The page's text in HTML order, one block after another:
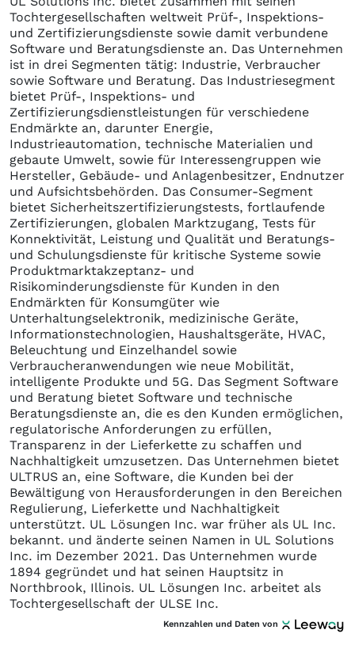
Tochtergesellschaften weltweit Prüf-, Inspektions-
und Zertifizierungsdienste sowie damit verbundene
Software und Beratungsdienste an. Das Unternehmen
ist in drei Segmenten tätig: Industrie, Verbraucher
sowie Software und Beratung. Das Industriesegment
bietet Prüf-, Inspektions- und
Zertifizierungsdienstleistungen für verschiedene
Endmärkte an, darunter Energie,
Industrieautomation, technische Materialien und
gebaute Umwelt, sowie für Interessengruppen wie
Hersteller, Gebäude- und Anlagenbesitzer, Endnutzer
und Aufsichtsbehörden. Das Consumer-Segment
bietet Sicherheitszertifizierungstests, fortlaufende
Zertifizierungen, globalen Marktzugang, Tests für
Konnektivität, Leistung und Qualität und Beratungs-
und Schulungsdienste für kritische Systeme sowie
Produktmarktakzeptanz- und
Risikominderungsdienste für Kunden in den
Endmärkten für Konsumgüter wie
Unterhaltungselektronik, medizinische Geräte,
Informationstechnologien, Haushaltsgeräte, HVAC,
Beleuchtung und Einzelhandel sowie
Verbraucheranwendungen wie neue Mobilität,
intelligente Produkte und 5G. Das Segment Software
und Beratung bietet Software und technische
Beratungsdienste an, die es den Kunden ermöglichen,
regulatorische Anforderungen zu erfüllen,
Transparenz in der Lieferkette zu schaffen und
Nachhaltigkeit umzusetzen. Das Unternehmen bietet
ULTRUS an, eine Software, die Kunden bei der
Bewältigung von Herausforderungen in den Bereichen
Regulierung, Lieferkette und Nachhaltigkeit
unterstützt. UL Lösungen Inc. war früher als UL Inc.
bekannt. und änderte seinen Namen in UL Solutions
Inc. im Dezember 2021. Das Unternehmen wurde
1894 gegründet und hat seinen Hauptsitz in
Northbrook, Illinois. UL Lösungen Inc. arbeitet als
Tochtergesellschaft der ULSE Inc.
Kennzahlen und Daten von